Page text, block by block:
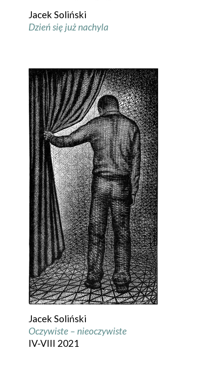
Jacek Soliński
Dzień się już nachyla
Jacek Soliński
Oczywiste – nieoczywiste
IV-VIII 2021